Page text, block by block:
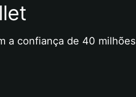
a confiança de 40 milhões